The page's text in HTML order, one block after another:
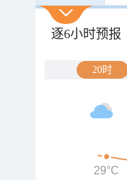
逐6小时预报
20时
29°C